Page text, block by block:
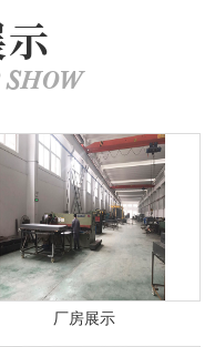
厂房展示